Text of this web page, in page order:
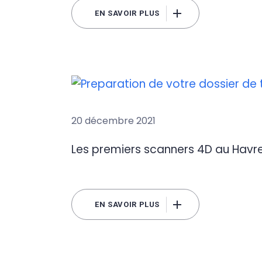
EN SAVOIR PLUS
20 décembre 2021
Les premiers scanners 4D au
EN SAVOIR PLUS